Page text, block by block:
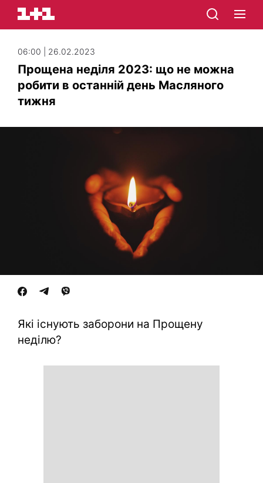
06:00 | 26.02.2023
Прощена неділя 2023: що не можна
робити в останній день Масляного
тижня
Які існують заборони на Прощену
неділю?